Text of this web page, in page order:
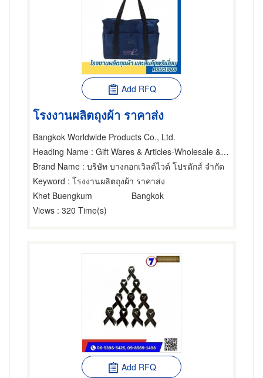
Add RFQ
โรงงานผลิตถุงผ้า ราคาส่ง
Bangkok Worldwide Products Co., Ltd.
Heading Name : Gift Wares & Articles-Wholesale & Manufacturers
Brand Name : บริษัท บางกอกเวิลด์ไวด์ โปรดักส์ จำกัด
Keyword : โรงงานผลิตถุงผ้า ราคาส่ง
Khet Buengkum
Bangkok
Views : 320 Time(s)
Add RFQ